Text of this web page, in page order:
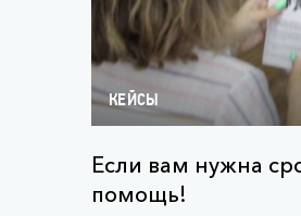
КЕЙСЫ
Если вам нужна
помощь!